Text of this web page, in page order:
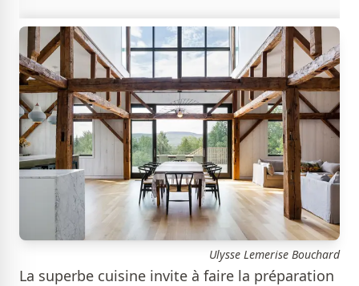
Ulysse Lemerise Bouchard
La superbe cuisine invite à faire la préparation